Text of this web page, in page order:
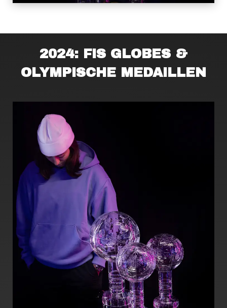
2024: FIS GLOBES &
OLYMPISCHE MEDAILLEN